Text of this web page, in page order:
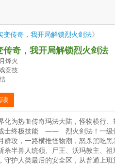
变传奇，我开局解锁烈火剑法》
传奇，我开局解锁烈火剑法
烽火
竞技
读
化为热血传奇玛法大陆，怪物横行
士终极技能 —— 烈火剑法！一级
群攻，一路横推怪物潮，怒杀黑吃
杀半兽人统领、尸王、沃玛教主、
守护人类最后的安全区，从普通上